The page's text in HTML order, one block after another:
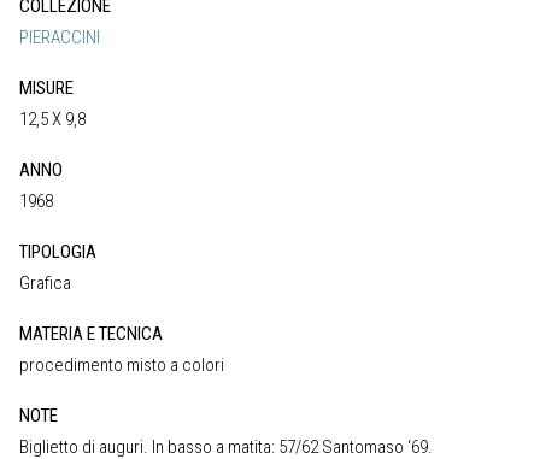
COLLEZIONE
PIERACCINI
MISURE
12,5 X 9,8
ANNO
1968
TIPOLOGIA
Grafica
MATERIA E TECNICA
procedimento misto a colori
NOTE
Biglietto di auguri. In basso a matita: 57/62 Santomaso ‘69.